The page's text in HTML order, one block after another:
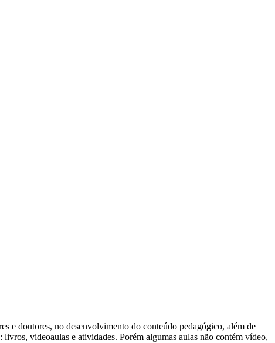
e doutores, no desenvolvimento do conteúdo pedagógico, além de
videoaulas e atividades. Porém algumas aulas não contém vídeo,